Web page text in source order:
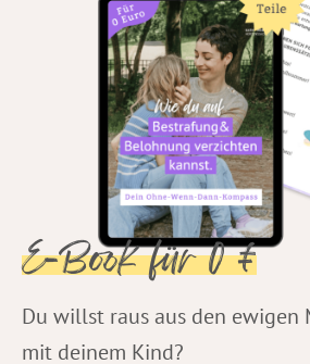
E-Book für 0 €
Du willst raus aus den ewigen
mit deinem Kind?